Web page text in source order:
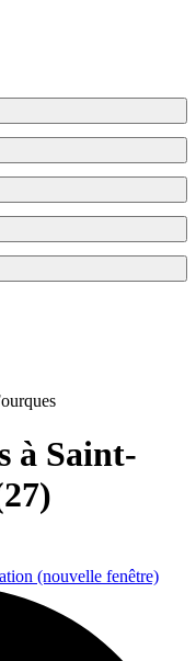
à Saint-
(nouvelle fenêtre)